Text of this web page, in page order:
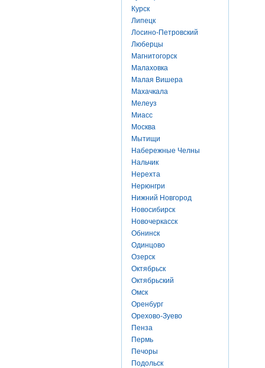
Курск
Липецк
Лосино-Петровский
Люберцы
Магнитогорск
Малаховка
Малая Вишера
Махачкала
Мелеуз
Миасс
Москва
Мытищи
Набережные Челны
Нальчик
Нерехта
Нерюнгри
Нижний Новгород
Новосибирск
Новочеркасск
Обнинск
Одинцово
Озерск
Октябрьск
Октябрьский
Омск
Оренбург
Орехово-Зуево
Пенза
Пермь
Печоры
Подольск